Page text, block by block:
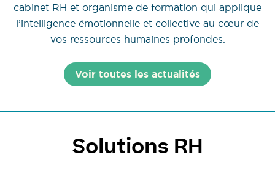
cabinet RH et organisme de formation qui applique
l’intelligence émotionnelle et collective au cœur de
vos ressources humaines profondes.
Voir toutes les actualités
Solutions RH